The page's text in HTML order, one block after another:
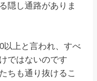
隠し通路がありま
以上と言われ、すべ
ではないのです
ちも通り抜けるこ